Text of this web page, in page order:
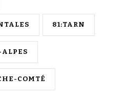
81:TARN
COMTÉ